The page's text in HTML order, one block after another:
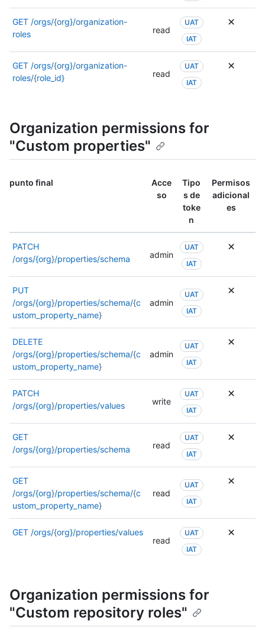
GET /orgs/{org}/organization-
roles
read
UAT
IAT
GET /orgs/{org}/organization-
roles/{role_id}
read
UAT
IAT
Organization permissions for
"Custom properties"
punto final
Acce
so
Tipo
s de
toke
n
Permisos
adicional
es
PATCH
/orgs/{org}/properties/schema
admin
UAT
IAT
PUT
/orgs/{org}/properties/schema/{c
ustom_property_name}
admin
UAT
IAT
DELETE
/orgs/{org}/properties/schema/{c
ustom_property_name}
admin
UAT
IAT
PATCH
/orgs/{org}/properties/values
write
UAT
IAT
GET
/orgs/{org}/properties/schema
read
UAT
IAT
GET
/orgs/{org}/properties/schema/{c
ustom_property_name}
read
UAT
IAT
GET /orgs/{org}/properties/values
read
UAT
IAT
Organization permissions for
"Custom repository roles"